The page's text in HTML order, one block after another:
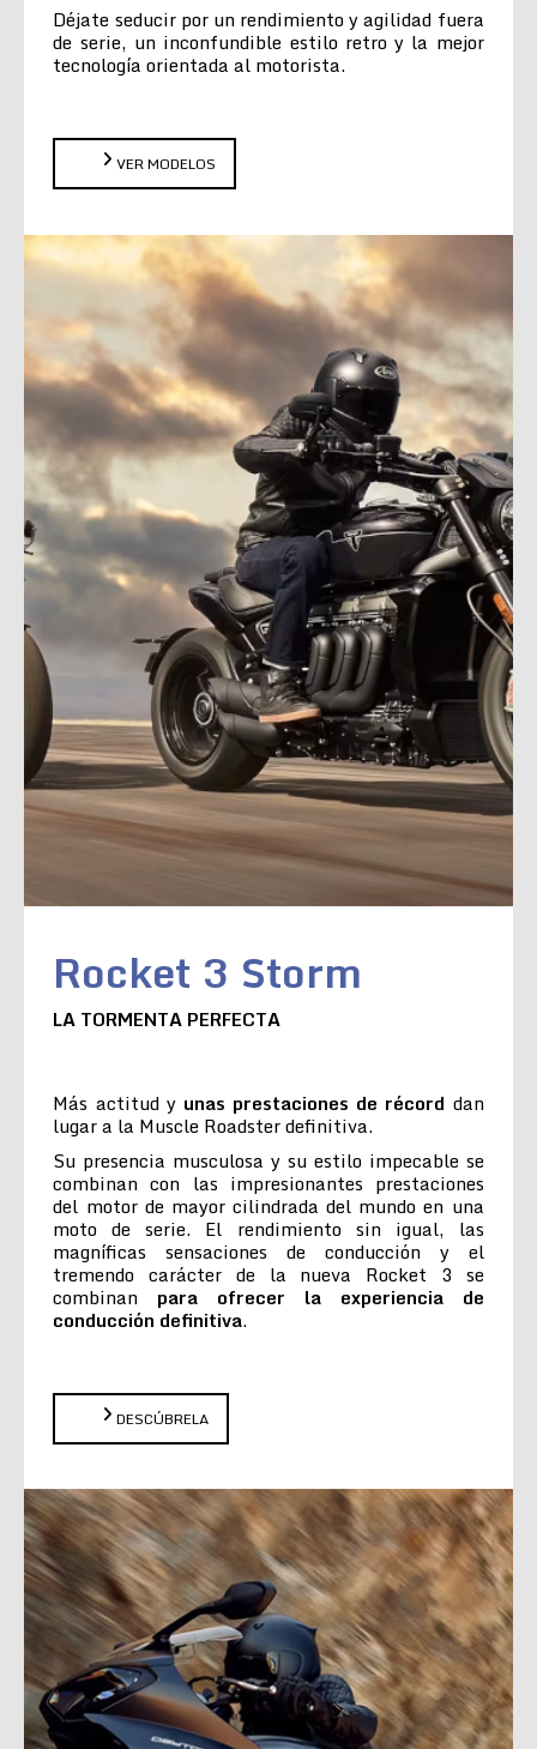
Déjate seducir por un rendimiento y agilidad fuera
de serie, un inconfundible estilo retro y la mejor
tecnología orientada al motorista.
VER MODELOS
Rocket 3 Storm
LA TORMENTA PERFECTA
Más actitud y unas prestaciones de récord dan
lugar a la Muscle Roadster definitiva.
Su presencia musculosa y su estilo impecable se
combinan con las impresionantes prestaciones
del motor de mayor cilindrada del mundo en una
moto de serie. El rendimiento sin igual, las
magníficas sensaciones de conducción y el
tremendo carácter de la nueva Rocket 3 se
combinan para ofrecer la experiencia de
conducción definitiva.
DESCÚBRELA